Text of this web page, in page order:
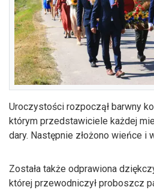
Uroczystości rozpoczął barwny
którym przedstawiciele każdej
dary. Następnie złożono wieńce i
Została także odprawiona
której przewodniczył proboszcz